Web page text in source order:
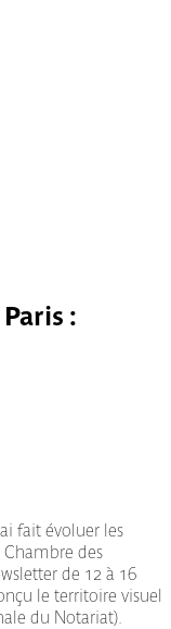
:
fait évoluer les
des
de 12 à 16
le territoire visuel
du Notariat).